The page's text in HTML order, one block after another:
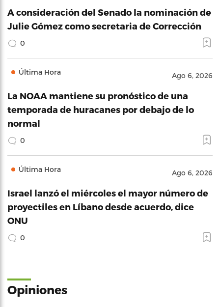
A consideración del Senado la nominación de
Julie Gómez como secretaria de Corrección
0
Última Hora Ago 6, 2026
La NOAA mantiene su pronóstico de una
temporada de huracanes por debajo de lo
normal
0
Última Hora Ago 6, 2026
Israel lanzó el miércoles el mayor número de
proyectiles en Líbano desde acuerdo, dice
ONU
0
Opiniones